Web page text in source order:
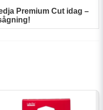
Premium Cut idag –